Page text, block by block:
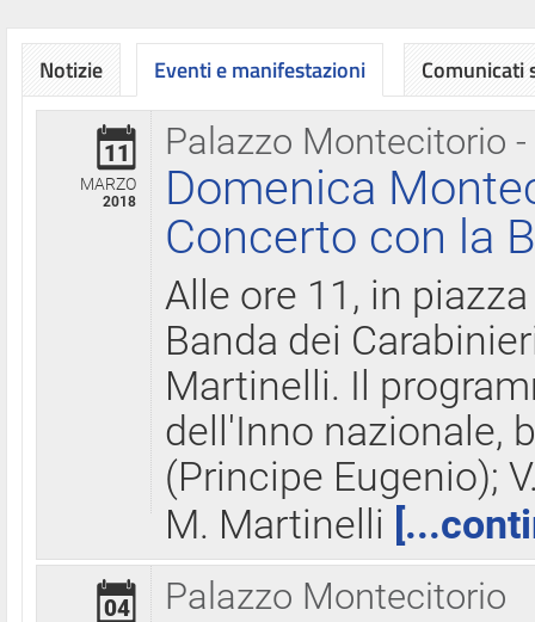
Notizie Eventi e manifestazioni
Palazzo Montecitorio
11
MARZO
2018
Domenica
Concerto con la
Alle ore 11, in
Banda dei
Martinelli. Il
dell'Inno nazionale,
(Principe Eugenio);
M. Martinelli
Palazzo Montecitorio
04
Comunicati